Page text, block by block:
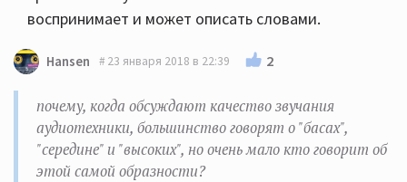
воспринимает и может описать словами.
Hansen 23 января 2018 в 22:39 2
почему, когда обсуждают качество звучания
аудиотехники, большинство говорят о "басах",
"середине" и "высоких", но очень мало кто говорит об
этой самой образности?